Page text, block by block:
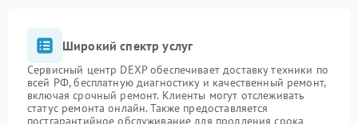
Широкий спектр услуг
Сервисный центр DEXP обеспечивает доставку техники по
всей РФ, бесплатную диагностику и качественный ремонт,
включая срочный ремонт. Клиенты могут отслеживать
статус ремонта онлайн. Также предоставляется
постгарантийное обслуживание для продления срока